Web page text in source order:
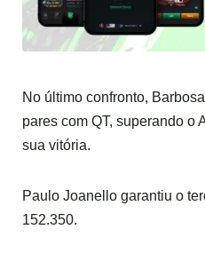
No último confronto,
pares com QT, superando o
sua vitória.
Paulo Joanello garantiu o
152.350.